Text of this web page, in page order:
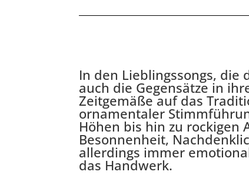
In den Lieblingssongs,
auch die Gegensätze in
Zeitgemäße auf das
ornamentaler
Höhen bis hin zu
Besonnenheit,
allerdings immer
das Handwerk.